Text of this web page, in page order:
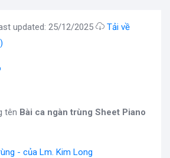
updated: 25/12/2025
Tải về
tên Bài ca ngàn trùng Sheet Piano
- của Lm. Kim Long